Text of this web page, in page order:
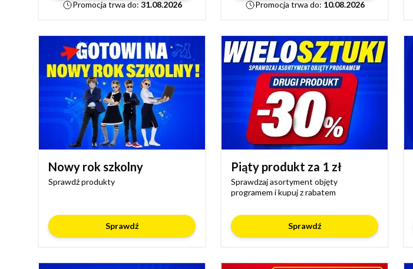
Promocja trwa do: 31.08.2026
Promocja trwa do: 10.08.2026
Nowy rok szkolny
Sprawdź produkty
Sprawdź
Piąty produkt za 1 zł
Sprawdzaj asortyment objęty
programem i kupuj z rabatem
Sprawdź